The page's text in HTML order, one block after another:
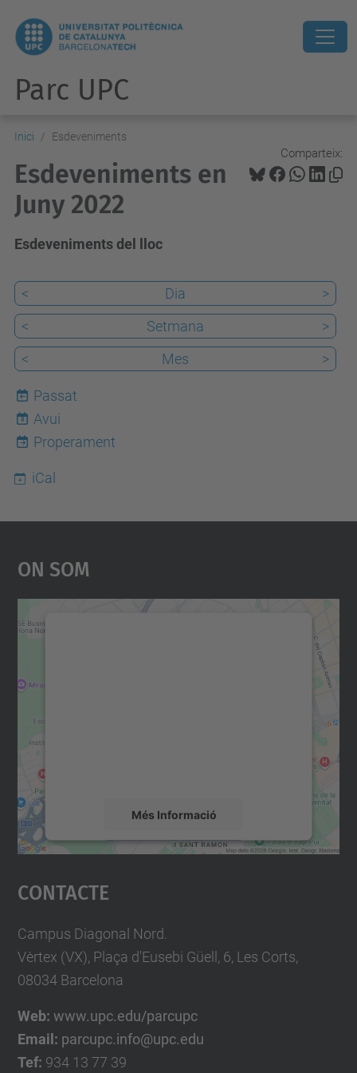
Parc UPC
Inici Esdeveniments
Comparteix:
Esdeveniments en
Juny 2022
Esdeveniments del lloc
< Dia
>
<
Setmana
>
<
Mes >
Passat
8
Avui
Properament
iCal
On Som
Més Informació
Accepta
powered by
Contacte
Campus Diagonal Nord.
Vèrtex (VX), Plaça d'Eusebi Güell, 6, Les Corts,
08034 Barcelona
Web: www.upc.edu/parcupc
Email: parcupc.info@upc.edu
Tef: 934 13 77 39